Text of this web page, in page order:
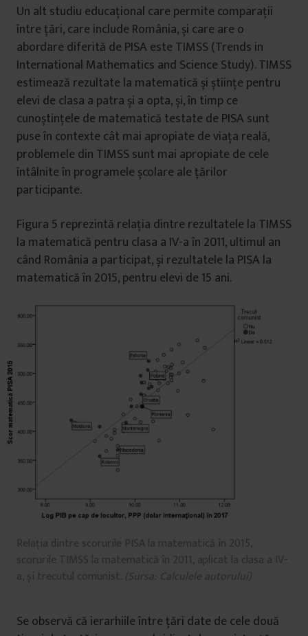
Un alt studiu educațional care permite comparații
între țări, care include România, și care are o
abordare diferită de PISA este TIMSS (Trends in
International Mathematics and Science Study). TIMSS
estimează rezultate la matematică și științe pentru
elevi de clasa a patra și a opta, și, în timp ce
cunoștințele de matematică testate de PISA sunt
puse în contexte cât mai apropiate de viața reală,
problemele din TIMSS sunt mai apropiate de cele
întâlnite în programele școlare ale țărilor
participante.
Figura 5 reprezintă relația dintre rezultatele la TIMSS
la matematică pentru clasa a IV-a în 2011, ultimul an
când România a participat, și rezultatele la PISA la
matematică în 2015, pentru elevi de 15 ani.
Relația dintre scorurile PISA la matematică în 2015,
scorurile TIMSS la matematică în 2011, aplicat la clasa a IV-
a, și trecutul comunist. (Sursa: Calculele autorului)
Se observă că ierarhiile între țări date de cele două